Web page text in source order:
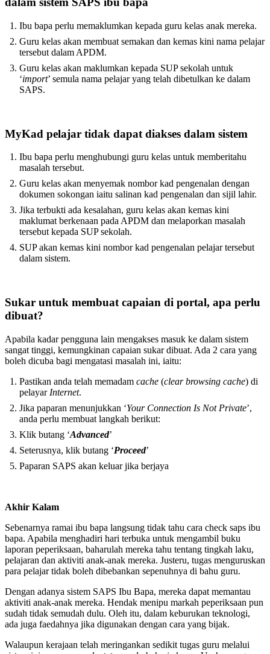
Ibu bapa perlu memaklumkan kepada guru kelas anak mereka.
Guru kelas akan membuat semakan dan kemas kini nama pelajar
tersebut dalam APDM.
Guru kelas akan maklumkan kepada SUP sekolah untuk
‘import’ semula nama pelajar yang telah dibetulkan ke dalam
SAPS.
MyKad pelajar tidak dapat diakses dalam sistem
Ibu bapa perlu menghubungi guru kelas untuk memberitahu
masalah tersebut.
Guru kelas akan menyemak nombor kad pengenalan dengan
dokumen sokongan iaitu salinan kad pengenalan dan sijil lahir.
Jika terbukti ada kesalahan, guru kelas akan kemas kini
maklumat berkenaan pada APDM dan melaporkan masalah
tersebut kepada SUP sekolah.
SUP akan kemas kini nombor kad pengenalan pelajar tersebut
dalam sistem.
Sukar untuk membuat capaian di portal, apa perlu
dibuat?
Apabila kadar pengguna lain mengakses masuk ke dalam sistem
sangat tinggi, kemungkinan capaian sukar dibuat. Ada 2 cara yang
boleh dicuba bagi mengatasi masalah ini, iaitu:
Pastikan anda telah memadam cache (clear browsing cache) di
pelayar Internet.
Jika paparan menunjukkan ‘Your Connection Is Not Private’,
anda perlu membuat langkah berikut:
Klik butang ‘Advanced’
Seterusnya, klik butang ‘Proceed’
Paparan SAPS akan keluar jika berjaya
Akhir Kalam
Sebenarnya ramai ibu bapa langsung tidak tahu cara check saps ibu
bapa. Apabila menghadiri hari terbuka untuk mengambil buku
laporan peperiksaan, baharulah mereka tahu tentang tingkah laku,
pelajaran dan aktiviti anak-anak mereka. Justeru, tugas menguruskan
para pelajar tidak boleh dibebankan sepenuhnya di bahu guru.
Dengan adanya sistem SAPS Ibu Bapa, mereka dapat memantau
aktiviti anak-anak mereka. Hendak menipu markah peperiksaan pun
sudah tidak semudah dulu. Oleh itu, dalam keburukan teknologi,
ada juga faedahnya jika digunakan dengan cara yang bijak.
Walaupun kerajaan telah meringankan sedikit tugas guru melalui